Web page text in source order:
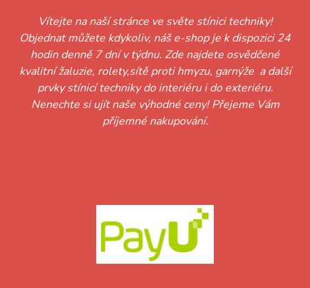
Vítejte na naší stránce ve světe stínici techniky!
Objednat můžete kdykoliv, náš e-shop je k dispozici 24
hodin denně 7 dní v týdnu. Zde najdete osvědčené
kvalitní žaluzie, rolety,sítě proti hmyzu, garnýže a další
prvky stínicí techniky do interiéru i do exteriéru.
Nenechte si ujít naše výhodné ceny! Přejeme Vám
příjemné nakupování.